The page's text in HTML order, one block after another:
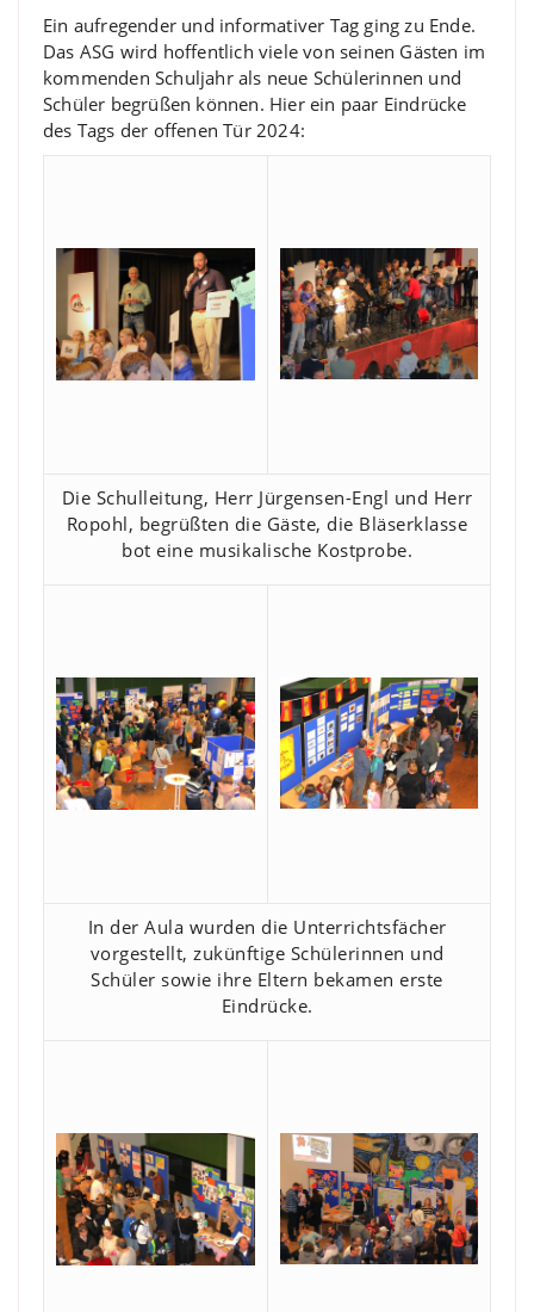
Ein aufregender und informativer Tag ging zu Ende.
Das ASG wird hoffentlich viele von seinen Gästen im
kommenden Schuljahr als neue Schülerinnen und
Schüler begrüßen können. Hier ein paar Eindrücke
des Tags der offenen Tür 2024:
Die Schulleitung, Herr Jürgensen-Engl und Herr
Ropohl, begrüßten die Gäste, die Bläserklasse
bot eine musikalische Kostprobe.
In der Aula wurden die Unterrichtsfächer
vorgestellt, zukünftige Schülerinnen und
Schüler sowie ihre Eltern bekamen erste
Eindrücke.